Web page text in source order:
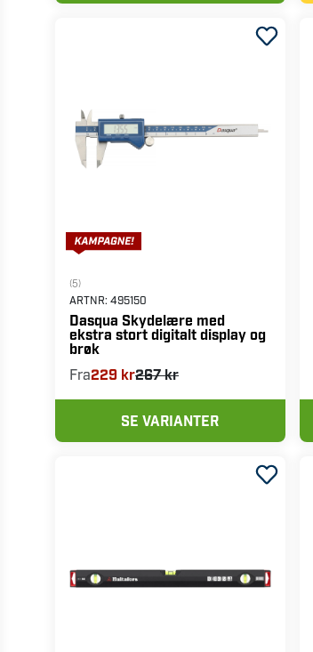
(5)
ARTNR: 495150
Dasqua Skydelære med
ekstra stort digitalt display og
brøk
Fra229 kr267 kr
SE VARIANTER